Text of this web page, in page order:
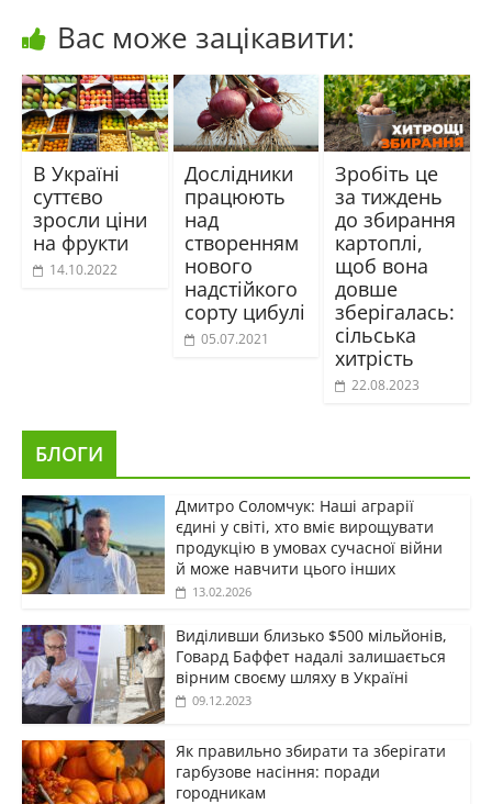
Вас може зацікавити:
В Україні
суттєво
зросли ціни
на фрукти
14.10.2022
Дослідники
працюють
над
створенням
нового
надстійкого
сорту цибулі
05.07.2021
Зробіть це
за тиждень
до збирання
картоплі,
щоб вона
довше
зберігалась:
сільська
хитрість
22.08.2023
БЛОГИ
Дмитро Соломчук: Наші аграрії
єдині у світі, хто вміє вирощувати
продукцію в умовах сучасної війни
й може навчити цього інших
13.02.2026
Виділивши близько $500 мільйонів,
Говард Баффет надалі залишається
вірним своєму шляху в Україні
09.12.2023
Як правильно збирати та зберігати
гарбузове насіння: поради
городникам